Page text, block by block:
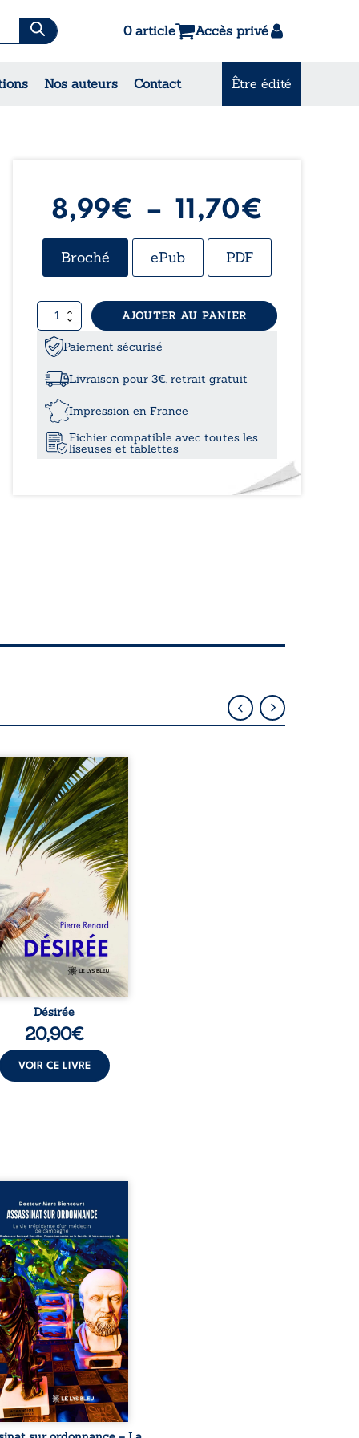
0 article Accès privé
Nos auteurs Contact Être édité
& Contes
8,99€ – 11,70€
de
8,99€
Broché ePub PDF
quantité
de
Résilience
tous
étages
Un
24
AJOUTER AU PANIER
Paiement sécurisé
Livraison pour 3€, retrait gratuit
Impression en France
Fichier compatible avec toutes les
liseuses et tablettes
Pierre, jeune retraité,
qu’il est devenu une
femme métissée de
ans. À peine a-t-il
à apprivoiser ce
corps qu’Ange surgit
sa vie et fait vaciller
ses certitudes. Entre
est immédiate,
jusqu’à ce qu’un
familial fasse planer
: et s’ils étaient
demi-frère et ...
Désirée
20,90€
VOIR CE LIVRE
sur ordonnance –
trépidante d’un médecin
est la réédition
et actualisée du
du Docteur Marc
ancien médecin de
qui revient sur son
médical, syndical et
Depuis septembre
il raconte le long combat
conduit à être écarté du
médical, malgré une
de première instance